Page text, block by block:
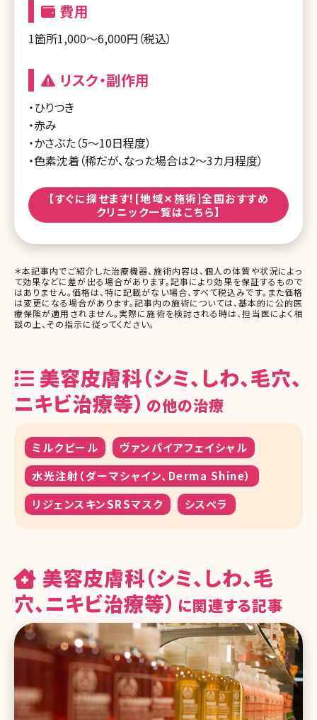
費用
1箇所1,000〜6,000円（税込）
リスク・副作用
・ひりつき
・赤み
・かさぶた（5〜10日程度）
・色素沈着（稀だが、なった場合は2〜3カ月程度）
【すぐに探せます![地域✕施術]全国おすすめ
クリニック一覧はこちら】
＊本記事内でご紹介した治療機器、施術内容は、個人の体質や状況によっ
て効果などに差が出る場合があります。記事により効果を保証するもので
はありません。価格は、特に記載がない場合、すべて税込みです。また価格
は変更になる場合があります。記事内の施術については、基本的に公的医
療保険が適用されません。実際に施術を検討される時は、担当医によく相
談の上、その指示に従ってください。
美容皮膚科（シミ、しわ、毛穴、
ニキビ治療等） の他の治療
ミルクピール
ヴァンパイアフェイシャル
水光注射（ダーマシャイン、Derma Shine）
リジェンスキンSRSマスク
シスペラ
美容皮膚科（シミ、しわ、毛
穴、ニキビ治療等） に関連する記事